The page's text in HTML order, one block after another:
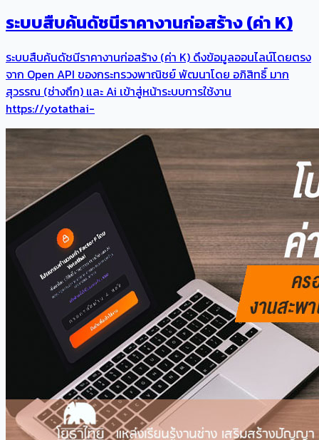
ระบบสืบค้นดัชนีราคางานก่อสร้าง (ค่า K)
ระบบสืบค้นดัชนีราคางานก่อสร้าง (ค่า K) ดึงข้อมูลออนไลน์โดยตรง
จาก Open API ของกระทรวงพาณิชย์ พัฒนาโดย อภิสิทธิ์ มาก
สุวรรณ (ช่างถึก) และ Ai เข้าสู่หน้าระบบการใช้งาน
https://yotathai-